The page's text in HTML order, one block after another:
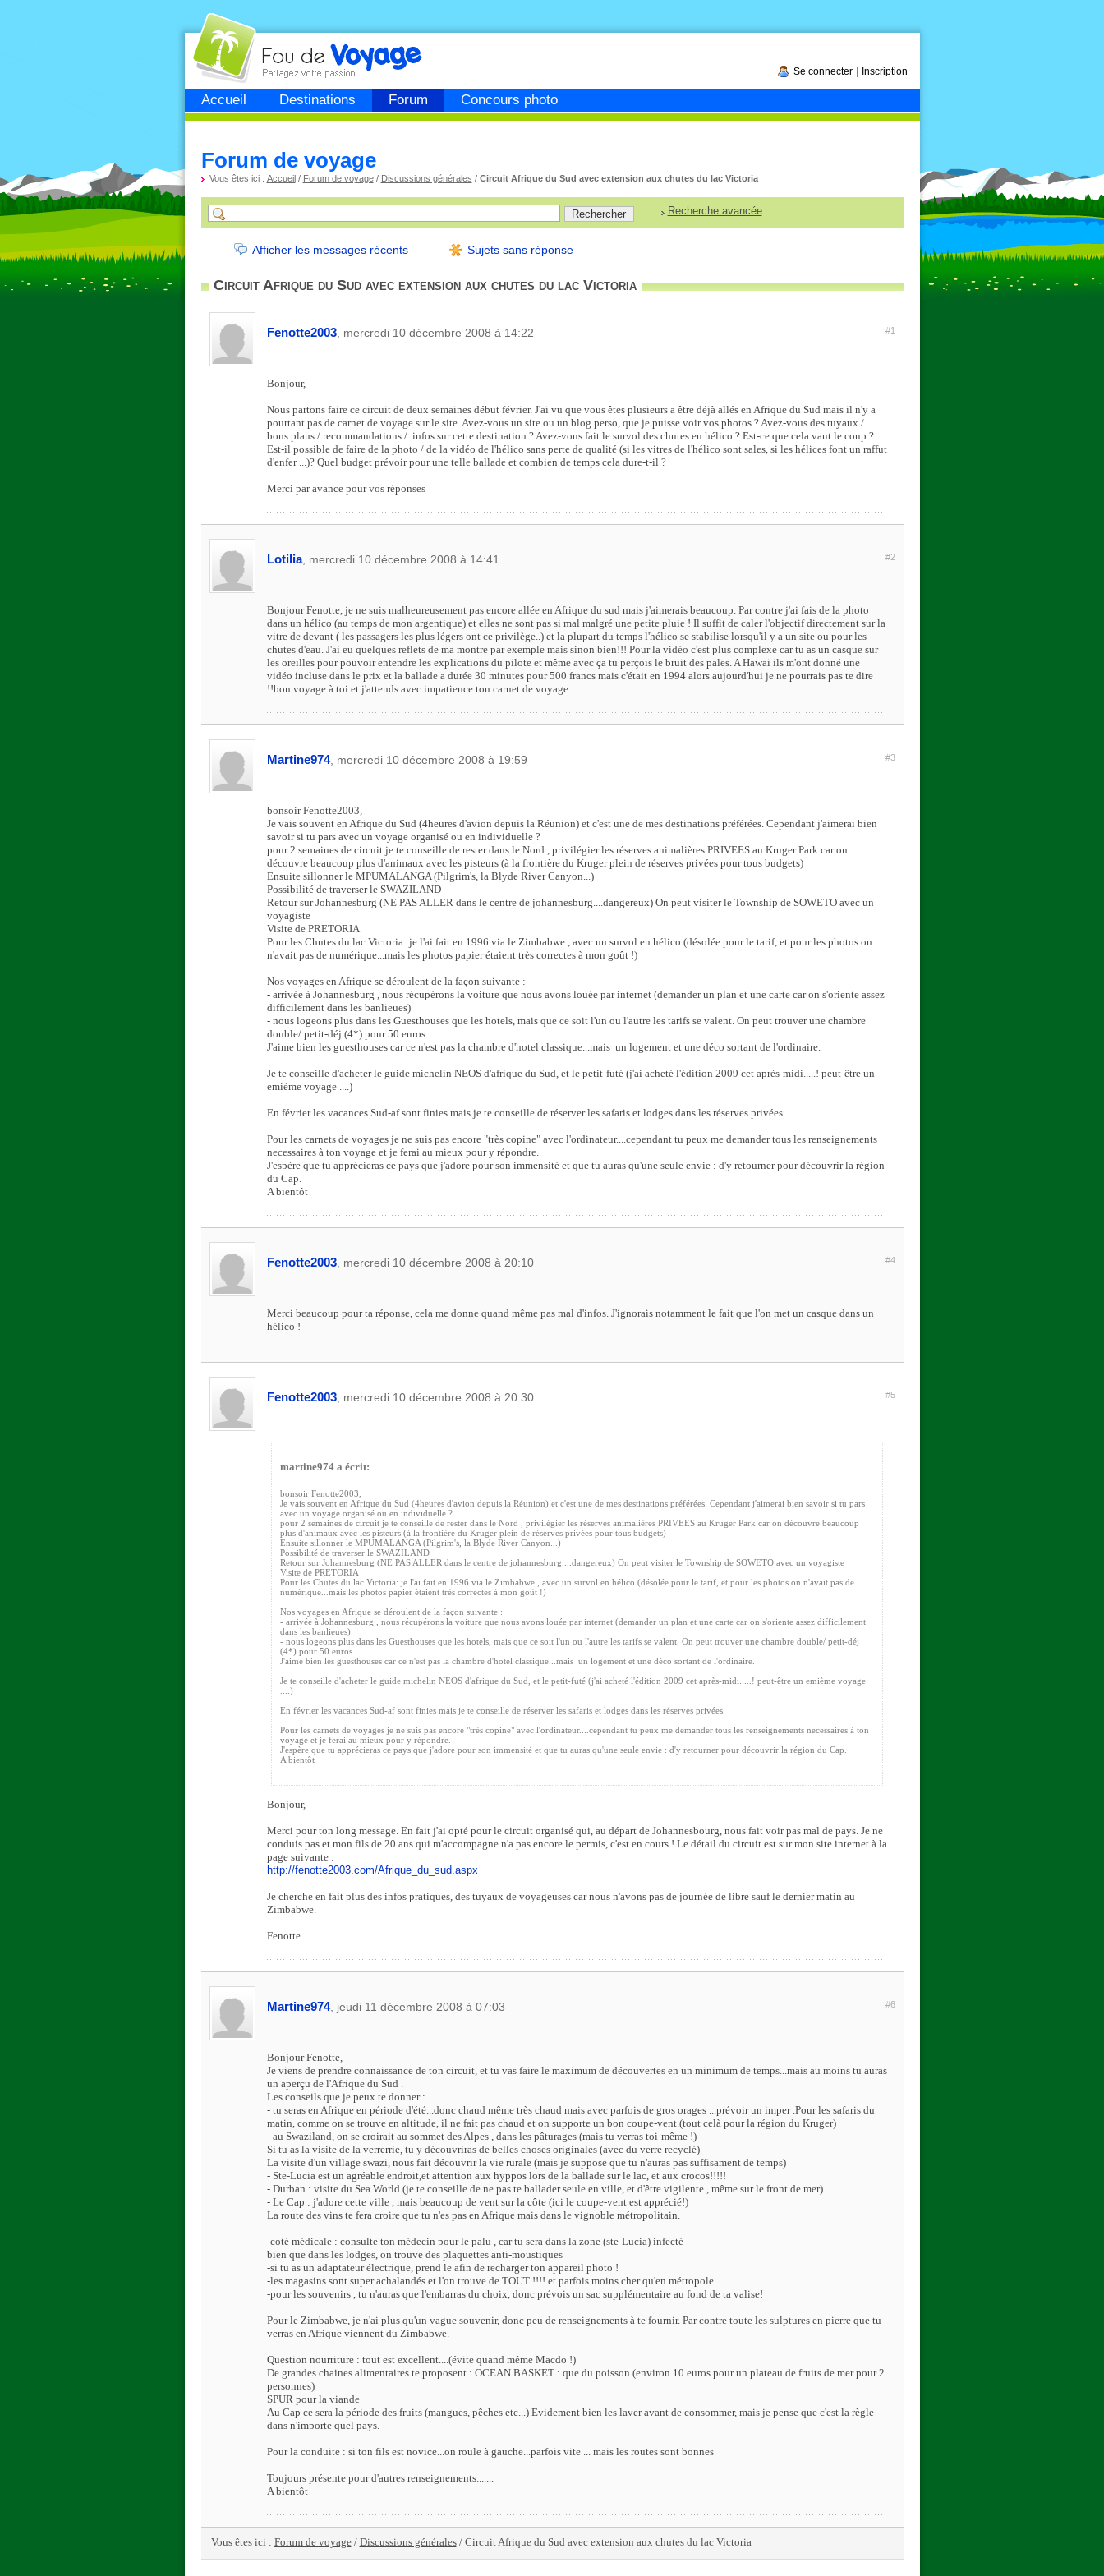
Accueil Destinations Forum Concours photo
Fou devoyage
Se connecter| Inscription
Forum de voyage
Vous êtes ici : Accueil/ Forum de voyage/ Discussions générales / Circuit Afrique du Sud avec extension aux chutes du lac Victoria
Recherche avancée
Afficher les messages récents Sujets sans réponse
Circuit Afrique du Sud avec extension aux chutes du lac Victoria
Fenotte2003, mercredi 10 décembre 2008 à 14:22 #1
Bonjour,
Nous partons faire ce circuit de deux semaines début février. J'ai vu que vous êtes plusieurs a être déjà allés en Afrique du Sud mais il n'y a
pourtant pas de carnet de voyage sur le site. Avez-vous un site ou un blog perso, que je puisse voir vos photos ? Avez-vous des tuyaux /
bons plans / recommandations / infos sur cette destination ? Avez-vous fait le survol des chutes en hélico ? Est-ce que cela vaut le coup ?
Est-il possible de faire de la photo / de la vidéo de l'hélico sans perte de qualité (si les vitres de l'hélico sont sales, si les hélices font un raffut
d'enfer ...)? Quel budget prévoir pour une telle ballade et combien de temps cela dure-t-il ?
Merci par avance pour vos réponses
Lotilia, mercredi 10 décembre 2008 à 14:41 #2
Bonjour Fenotte, je ne suis malheureusement pas encore allée en Afrique du sud mais j'aimerais beaucoup. Par contre j'ai fais de la photo
dans un hélico (au temps de mon argentique) et elles ne sont pas si mal malgré une petite pluie ! Il suffit de caler l'objectif directement sur la
vitre de devant ( les passagers les plus légers ont ce privilège..) et la plupart du temps l'hélico se stabilise lorsqu'il y a un site ou pour les
chutes d'eau. J'ai eu quelques reflets de ma montre par exemple mais sinon bien!!! Pour la vidéo c'est plus complexe car tu as un casque sur
les oreilles pour pouvoir entendre les explications du pilote et même avec ça tu perçois le bruit des pales. A Hawai ils m'ont donné une
vidéo incluse dans le prix et la ballade a durée 30 minutes pour 500 francs mais c'était en 1994 alors aujourd'hui je ne pourrais pas te dire
!!bon voyage à toi et j'attends avec impatience ton carnet de voyage.
Martine974, mercredi 10 décembre 2008 à 19:59 #3
bonsoir Fenotte2003,
Je vais souvent en Afrique du Sud (4heures d'avion depuis la Réunion) et c'est une de mes destinations préférées. Cependant j'aimerai bien
savoir si tu pars avec un voyage organisé ou en individuelle ?
pour 2 semaines de circuit je te conseille de rester dans le Nord , privilégier les réserves animalières PRIVEES au Kruger Park car on
découvre beaucoup plus d'animaux avec les pisteurs (à la frontière du Kruger plein de réserves privées pour tous budgets)
Ensuite sillonner le MPUMALANGA (Pilgrim's, la Blyde River Canyon...)
Possibilité de traverser le SWAZILAND
Retour sur Johannesburg (NE PAS ALLER dans le centre de johannesburg....dangereux) On peut visiter le Township de SOWETO avec un
voyagiste
Visite de PRETORIA
Pour les Chutes du lac Victoria: je l'ai fait en 1996 via le Zimbabwe , avec un survol en hélico (désolée pour le tarif, et pour les photos on
n'avait pas de numérique...mais les photos papier étaient très correctes à mon goût !)
Nos voyages en Afrique se déroulent de la façon suivante :
- arrivée à Johannesburg , nous récupérons la voiture que nous avons louée par internet (demander un plan et une carte car on s'oriente assez
difficilement dans les banlieues)
- nous logeons plus dans les Guesthouses que les hotels, mais que ce soit l'un ou l'autre les tarifs se valent. On peut trouver une chambre
double/ petit-déj (4*) pour 50 euros.
J'aime bien les guesthouses car ce n'est pas la chambre d'hotel classique...mais un logement et une déco sortant de l'ordinaire.
Je te conseille d'acheter le guide michelin NEOS d'afrique du Sud, et le petit-futé (j'ai acheté l'édition 2009 cet après-midi.....! peut-être un
emième voyage ....)
En février les vacances Sud-af sont finies mais je te conseille de réserver les safaris et lodges dans les réserves privées.
Pour les carnets de voyages je ne suis pas encore "très copine" avec l'ordinateur....cependant tu peux me demander tous les renseignements
necessaires à ton voyage et je ferai au mieux pour y répondre.
J'espère que tu apprécieras ce pays que j'adore pour son immensité et que tu auras qu'une seule envie : d'y retourner pour découvrir la région
du Cap.
A bientôt
Fenotte2003, mercredi 10 décembre 2008 à 20:10 #4
Merci beaucoup pour ta réponse, cela me donne quand même pas mal d'infos. J'ignorais notamment le fait que l'on met un casque dans un
hélico !
Fenotte2003, mercredi 10 décembre 2008 à 20:30 #5
martine974 a écrit:
bonsoir Fenotte2003,
Je vais souvent en Afrique du Sud (4heures d'avion depuis la Réunion) et c'est une de mes destinations préférées. Cependant j'aimerai bien savoir si tu pars
avec un voyage organisé ou en individuelle ?
pour 2 semaines de circuit je te conseille de rester dans le Nord , privilégier les réserves animalières PRIVEES au Kruger Park car on découvre beaucoup
plus d'animaux avec les pisteurs (à la frontière du Kruger plein de réserves privées pour tous budgets)
Ensuite sillonner le MPUMALANGA (Pilgrim's, la Blyde River Canyon...)
Possibilité de traverser le SWAZILAND
Retour sur Johannesburg (NE PAS ALLER dans le centre de johannesburg....dangereux) On peut visiter le Township de SOWETO avec un voyagiste
Visite de PRETORIA
Pour les Chutes du lac Victoria: je l'ai fait en 1996 via le Zimbabwe , avec un survol en hélico (désolée pour le tarif, et pour les photos on n'avait pas de
numérique...mais les photos papier étaient très correctes à mon goût !)
Nos voyages en Afrique se déroulent de la façon suivante :
- arrivée à Johannesburg , nous récupérons la voiture que nous avons louée par internet (demander un plan et une carte car on s'oriente assez difficilement
dans les banlieues)
- nous logeons plus dans les Guesthouses que les hotels, mais que ce soit l'un ou l'autre les tarifs se valent. On peut trouver une chambre double/ petit-déj
(4*) pour 50 euros.
J'aime bien les guesthouses car ce n'est pas la chambre d'hotel classique...mais un logement et une déco sortant de l'ordinaire.
Je te conseille d'acheter le guide michelin NEOS d'afrique du Sud, et le petit-futé (j'ai acheté l'édition 2009 cet après-midi.....! peut-être un emième voyage
....)
En février les vacances Sud-af sont finies mais je te conseille de réserver les safaris et lodges dans les réserves privées.
Pour les carnets de voyages je ne suis pas encore "très copine" avec l'ordinateur....cependant tu peux me demander tous les renseignements necessaires à ton
voyage et je ferai au mieux pour y répondre.
J'espère que tu apprécieras ce pays que j'adore pour son immensité et que tu auras qu'une seule envie : d'y retourner pour découvrir la région du Cap.
A bientôt
Bonjour,
Merci pour ton long message. En fait j'ai opté pour le circuit organisé qui, au départ de Johannesbourg, nous fait voir pas mal de pays. Je ne
conduis pas et mon fils de 20 ans qui m'accompagne n'a pas encore le permis, c'est en cours ! Le détail du circuit est sur mon site internet à la
page suivante :
http://fenotte2003.com/Afrique_du_sud.aspx
Je cherche en fait plus des infos pratiques, des tuyaux de voyageuses car nous n'avons pas de journée de libre sauf le dernier matin au
Zimbabwe.
Fenotte
Martine974, jeudi 11 décembre 2008 à 07:03 #6
Bonjour Fenotte,
Je viens de prendre connaissance de ton circuit, et tu vas faire le maximum de découvertes en un minimum de temps...mais au moins tu auras
un aperçu de l'Afrique du Sud .
Les conseils que je peux te donner :
- tu seras en Afrique en période d'été...donc chaud même très chaud mais avec parfois de gros orages ...prévoir un imper .Pour les safaris du
matin, comme on se trouve en altitude, il ne fait pas chaud et on supporte un bon coupe-vent.(tout celà pour la région du Kruger)
- au Swaziland, on se croirait au sommet des Alpes , dans les pâturages (mais tu verras toi-même !)
Si tu as la visite de la verrerrie, tu y découvriras de belles choses originales (avec du verre recyclé)
La visite d'un village swazi, nous fait découvrir la vie rurale (mais je suppose que tu n'auras pas suffisament de temps)
- Ste-Lucia est un agréable endroit,et attention aux hyppos lors de la ballade sur le lac, et aux crocos!!!!!
- Durban : visite du Sea World (je te conseille de ne pas te ballader seule en ville, et d'être vigilente , même sur le front de mer)
- Le Cap : j'adore cette ville , mais beaucoup de vent sur la côte (ici le coupe-vent est apprécié!)
La route des vins te fera croire que tu n'es pas en Afrique mais dans le vignoble métropolitain.
-coté médicale : consulte ton médecin pour le palu , car tu sera dans la zone (ste-Lucia) infecté
bien que dans les lodges, on trouve des plaquettes anti-moustiques
-si tu as un adaptateur électrique, prend le afin de recharger ton appareil photo !
-les magasins sont super achalandés et l'on trouve de TOUT !!!! et parfois moins cher qu'en métropole
-pour les souvenirs , tu n'auras que l'embarras du choix, donc prévois un sac supplémentaire au fond de ta valise!
Pour le Zimbabwe, je n'ai plus qu'un vague souvenir, donc peu de renseignements à te fournir. Par contre toute les sulptures en pierre que tu
verras en Afrique viennent du Zimbabwe.
Question nourriture : tout est excellent....(évite quand même Macdo !)
De grandes chaines alimentaires te proposent : OCEAN BASKET : que du poisson (environ 10 euros pour un plateau de fruits de mer pour 2
personnes)
SPUR pour la viande
Au Cap ce sera la période des fruits (mangues, pêches etc...) Evidement bien les laver avant de consommer, mais je pense que c'est la règle
dans n'importe quel pays.
Pour la conduite : si ton fils est novice...on roule à gauche...parfois vite ... mais les routes sont bonnes
Toujours présente pour d'autres renseignements.......
A bientôt
Vous êtes ici : Forum de voyage / Discussions générales / Circuit Afrique du Sud avec extension aux chutes du lac Victoria